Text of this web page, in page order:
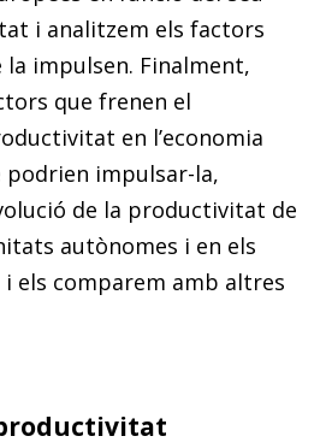
i analitzem els factors
la impulsen. Finalment,
que frenen el
en l’economia
podrien impulsar-la,
de la productivitat de
autònomes i en els
els comparem amb altres